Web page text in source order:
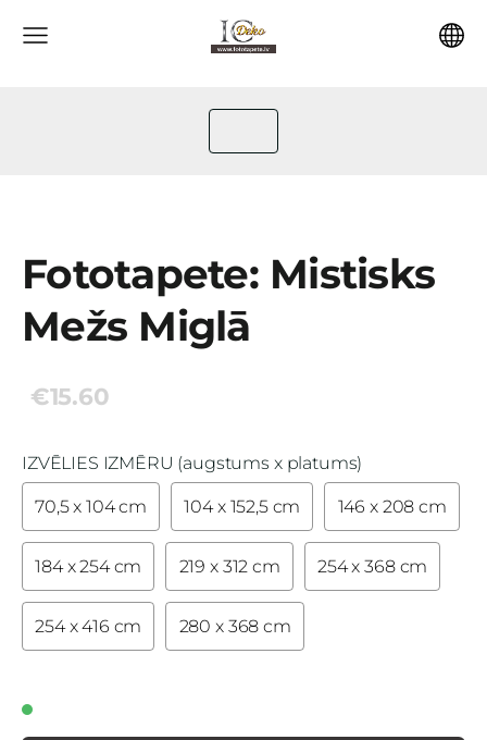
Fototapete: Mistisks
Mežs Miglā
€15.60
IZVĒLIES IZMĒRU (augstums x platums)
70,5 x 104 cm 104 x 152,5 cm 146 x 208 cm
184 x 254 cm 219 x 312 cm 254 x 368 cm
254 x 416 cm 280 x 368 cm